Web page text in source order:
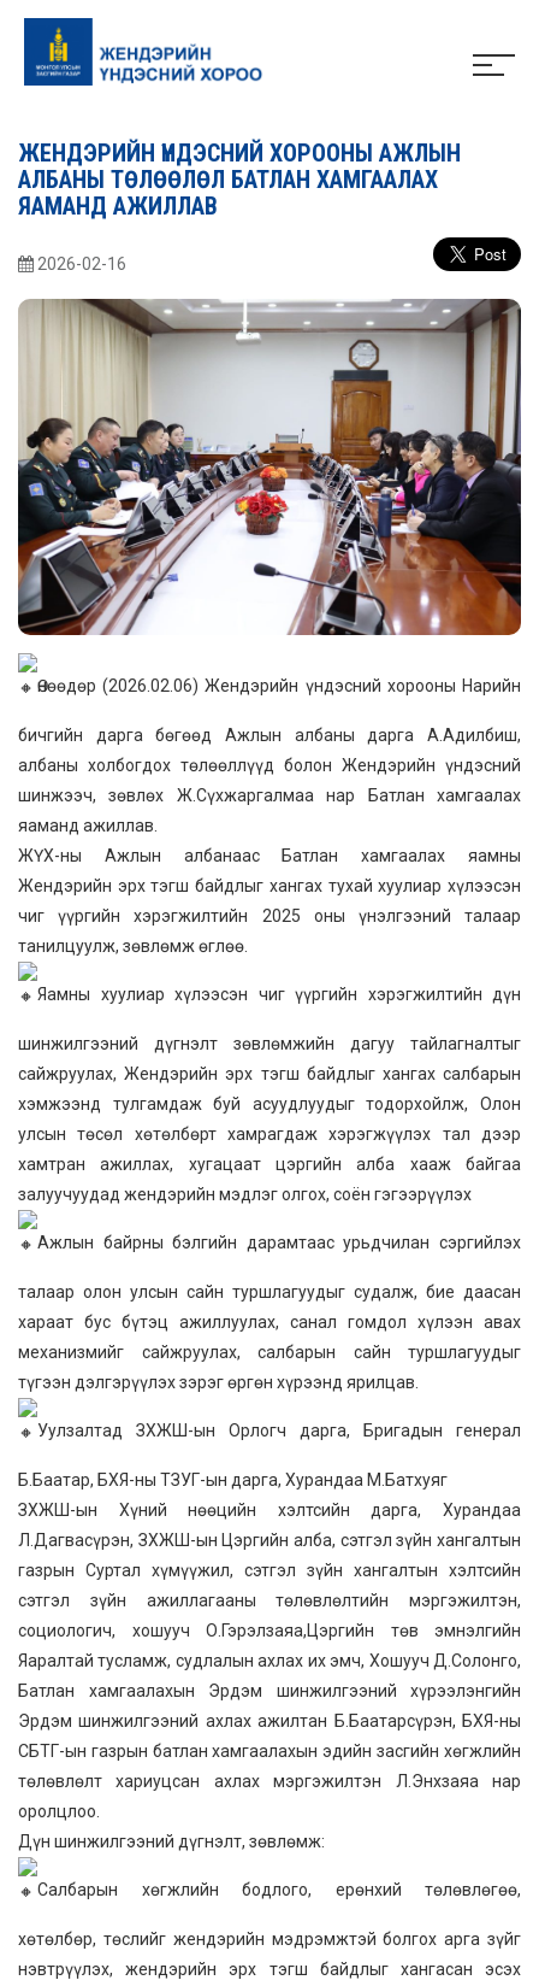
ЖЕНДЭРИЙН ҮНДЭСНИЙ ХОРООНЫ АЖЛЫН
АЛБАНЫ ТӨЛӨӨЛӨЛ БАТЛАН ХАМГААЛАХ
ЯАМАНД АЖИЛЛАВ
2026-02-16
Өнөөдөр (2026.02.06) Жендэрийн үндэсний хорооны Нарийн
бичгийн дарга бөгөөд Ажлын албаны дарга А.Адилбиш,
албаны холбогдох төлөөллүүд болон Жендэрийн үндэсний
шинжээч, зөвлөх Ж.Сүхжаргалмаа нар Батлан хамгаалах
яаманд ажиллав.
ЖҮХ-ны Ажлын албанаас Батлан хамгаалах яамны
Жендэрийн эрх тэгш байдлыг хангах тухай хуулиар хүлээсэн
чиг үүргийн хэрэгжилтийн 2025 оны үнэлгээний талаар
танилцуулж, зөвлөмж өглөө.
Яамны хуулиар хүлээсэн чиг үүргийн хэрэгжилтийн дүн
шинжилгээний дүгнэлт зөвлөмжийн дагуу тайлагналтыг
сайжруулах, Жендэрийн эрх тэгш байдлыг хангах салбарын
хэмжээнд тулгамдаж буй асуудлуудыг тодорхойлж, Олон
улсын төсөл хөтөлбөрт хамрагдаж хэрэгжүүлэх тал дээр
хамтран ажиллах, хугацаат цэргийн алба хааж байгаа
залуучуудад жендэрийн мэдлэг олгох, соён гэгээрүүлэх
Ажлын байрны бэлгийн дарамтаас урьдчилан сэргийлэх
талаар олон улсын сайн туршлагуудыг судалж, бие даасан
хараат бус бүтэц ажиллуулах, санал гомдол хүлээн авах
механизмийг сайжруулах, салбарын сайн туршлагуудыг
түгээн дэлгэрүүлэх зэрэг өргөн хүрээнд ярилцав.
Уулзалтад ЗХЖШ-ын Орлогч дарга, Бригадын генерал
Б.Баатар, БХЯ-ны ТЗУГ-ын дарга, Хурандаа М.Батхуяг
ЗХЖШ-ын Хүний нөөцийн хэлтсийн дарга, Хурандаа
Л.Дагвасүрэн, ЗХЖШ-ын Цэргийн алба, сэтгэл зүйн хангалтын
газрын Суртал хүмүүжил, сэтгэл зүйн хангалтын хэлтсийн
сэтгэл зүйн ажиллагааны төлөвлөлтийн мэргэжилтэн,
социологич, хошууч О.Гэрэлзаяа,Цэргийн төв эмнэлгийн
Яаралтай тусламж, судлалын ахлах их эмч, Хошууч Д.Солонго,
Батлан хамгаалахын Эрдэм шинжилгээний хүрээлэнгийн
Эрдэм шинжилгээний ахлах ажилтан Б.Баатарсүрэн, БХЯ-ны
СБТГ-ын газрын батлан хамгаалахын эдийн засгийн хөгжлийн
төлөвлөлт хариуцсан ахлах мэргэжилтэн Л.Энхзаяа нар
оролцлоо.
Дүн шинжилгээний дүгнэлт, зөвлөмж:
Салбарын хөгжлийн бодлого, ерөнхий төлөвлөгөө,
хөтөлбөр, төслийг жендэрийн мэдрэмжтэй болгох арга зүйг
нэвтрүүлэх, жендэрийн эрх тэгш байдлыг хангасан эсэх